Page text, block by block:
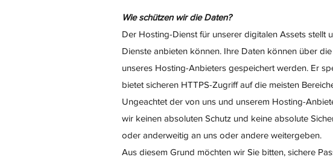
Wie schützen wir die Daten?
Der Hosting-Dienst für unserer digitalen Assets stellt
Dienste anbieten können. Ihre Daten können über
unseres Hosting-Anbieters gespeichert werden. Er
bietet sicheren HTTPS-Zugriff auf die meisten
Ungeachtet der von uns und unserem Hosting-
wir keinen absoluten Schutz und keine absolute
oder anderweitig an uns oder andere weitergeben.
Aus diesem Grund möchten wir Sie bitten, sichere